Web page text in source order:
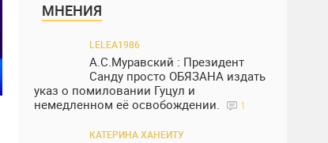
МНЕНИЯ
LELEA1986
А.С.Муравский : Президент
Санду просто ОБЯЗАНА издать
указ о помиловании Гуцул и
немедленном её освобождении.
1
КАТЕРИНА ХАНЕИТУ